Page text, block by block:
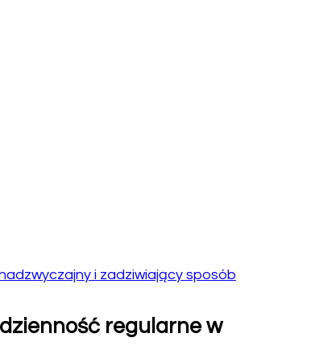
i zadziwiający sposób
regularne w